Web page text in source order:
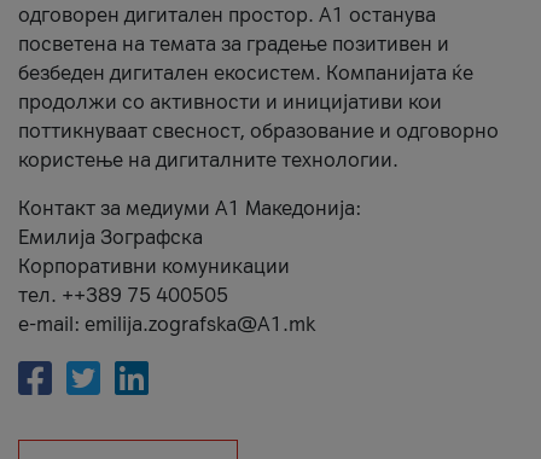
одговорен дигитален простор. А1 останува
посветена на темата за градење позитивен и
безбеден дигитален екосистем. Компанијата ќе
продолжи со активности и иницијативи кои
поттикнуваат свесност, образование и одговорно
користење на дигиталните технологии.
Контакт за медиуми А1 Македонија:
Емилија Зографска
Корпоративни комуникации
тел. ++389 75 400505
e-mail: emilija.zografska@A1.mk